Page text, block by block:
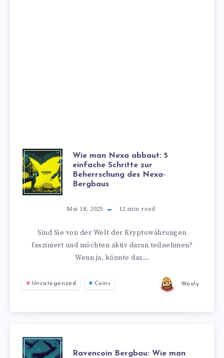
Wie man Nexa abbaut: 5
einfache Schritte zur
Beherrschung des Nexa-
Bergbaus
Mai 18, 2025 12 min read
Sind Sie von der Welt der Kryptowährungen
fasziniert und möchten aktiv daran teilnehmen?
Wenn ja, könnte das…
Uncategorized Coins Wooly
Ravencoin Bergbau: Wie man